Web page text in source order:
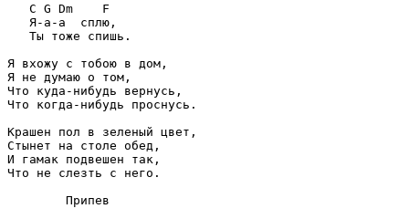
   C G Dm    F
   Я-а-а  сплю,
   Ты тоже спишь.
Я вхожу с тобою в дом,
Я не думаю о том,
Что куда-нибудь вернусь,
Что когда-нибудь проснусь.
Крашен пол в зеленый цвет,
Стынет на столе обед,
И гамак подвешен так,
Что не слезть с него.